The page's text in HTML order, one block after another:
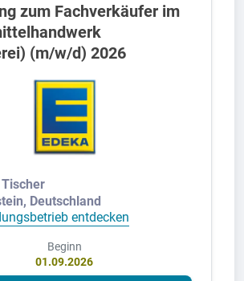
zum Fachverkäufer im
(m/w/d) 2026
Tischer
Deutschland
entdecken
Beginn
01.09.2026